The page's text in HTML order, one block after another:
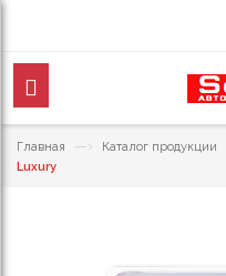
Главная —› Каталог продукции
Luxury